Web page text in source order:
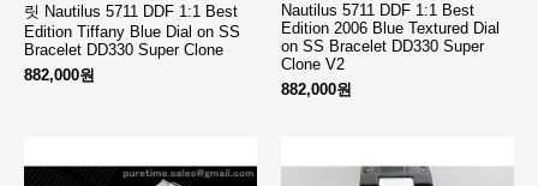
릿 Nautilus 5711 DDF 1:1 Best
Edition Tiffany Blue Dial on SS
Bracelet DD330 Super Clone
882,000원
Nautilus 5711 DDF 1:1 Best
Edition 2006 Blue Textured Dial
on SS Bracelet DD330 Super
Clone V2
882,000원